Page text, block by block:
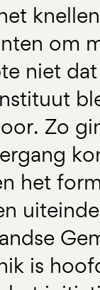
om
niet
Zo
het
is